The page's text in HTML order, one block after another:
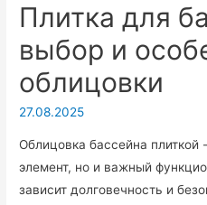
Плитка для
выбор и
облицовки
27.08.2025
Облицовка бассейна плиткой
элемент, но и важный
зависит долговечность и